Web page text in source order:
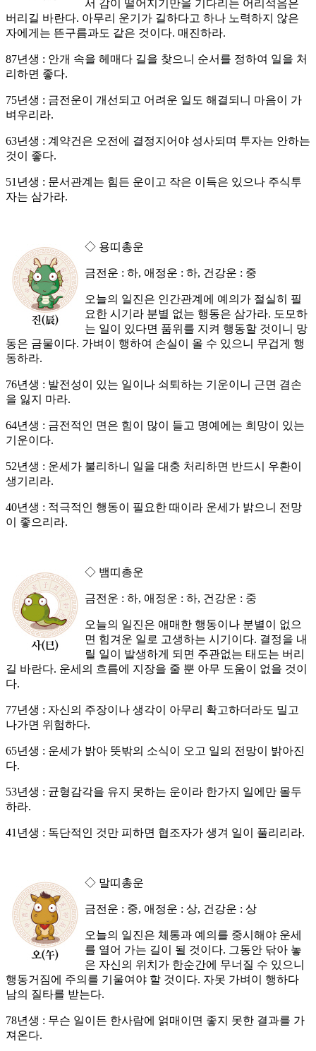
서 감이 떨어지기만을 기다리는 어리석음은
버리길 바란다. 아무리 운기가 길하다고 하나 노력하지 않은
자에게는 뜬구름과도 같은 것이다. 매진하라.
87년생 : 안개 속을 헤매다 길을 찾으니 순서를 정하여 일을 처
리하면 좋다.
75년생 : 금전운이 개선되고 어려운 일도 해결되니 마음이 가
벼우리라.
63년생 : 계약건은 오전에 결정지어야 성사되며 투자는 안하는
것이 좋다.
51년생 : 문서관계는 힘든 운이고 작은 이득은 있으나 주식투
자는 삼가라.
◇ 용띠총운
금전운 : 하, 애정운 : 하, 건강운 : 중
오늘의 일진은 인간관계에 예의가 절실히 필
요한 시기라 분별 없는 행동은 삼가라. 도모하
는 일이 있다면 품위를 지켜 행동할 것이니 망
동은 금물이다. 가벼이 행하여 손실이 올 수 있으니 무겁게 행
동하라.
76년생 : 발전성이 있는 일이나 쇠퇴하는 기운이니 근면 겸손
을 잃지 마라.
64년생 : 금전적인 면은 힘이 많이 들고 명예에는 희망이 있는
기운이다.
52년생 : 운세가 불리하니 일을 대충 처리하면 반드시 우환이
생기리라.
40년생 : 적극적인 행동이 필요한 때이라 운세가 밝으니 전망
이 좋으리라.
◇ 뱀띠총운
금전운 : 하, 애정운 : 하, 건강운 : 중
오늘의 일진은 애매한 행동이나 분별이 없으
면 힘겨운 일로 고생하는 시기이다. 결정을 내
릴 일이 발생하게 되면 주관없는 태도는 버리
길 바란다. 운세의 흐름에 지장을 줄 뿐 아무 도움이 없을 것이
다.
77년생 : 자신의 주장이나 생각이 아무리 확고하더라도 밀고
나가면 위험하다.
65년생 : 운세가 밝아 뜻밖의 소식이 오고 일의 전망이 밝아진
다.
53년생 : 균형감각을 유지 못하는 운이라 한가지 일에만 몰두
하라.
41년생 : 독단적인 것만 피하면 협조자가 생겨 일이 풀리리라.
◇ 말띠총운
금전운 : 중, 애정운 : 상, 건강운 : 상
오늘의 일진은 체통과 예의를 중시해야 운세
를 열어 가는 길이 될 것이다. 그동안 닦아 놓
은 자신의 위치가 한순간에 무너질 수 있으니
행동거짐에 주의를 기울여야 할 것이다. 자못 가벼이 행하다
남의 질타를 받는다.
78년생 : 무슨 일이든 한사람에 얽매이면 좋지 못한 결과를 가
져온다.